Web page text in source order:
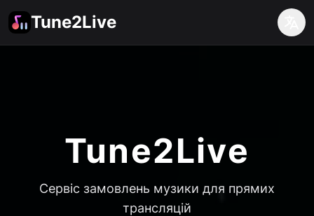
Tune2Live
Tune2Live
Сервіс замовлень музики для прямих
трансляцій